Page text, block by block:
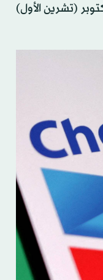
(تشرين الأول)